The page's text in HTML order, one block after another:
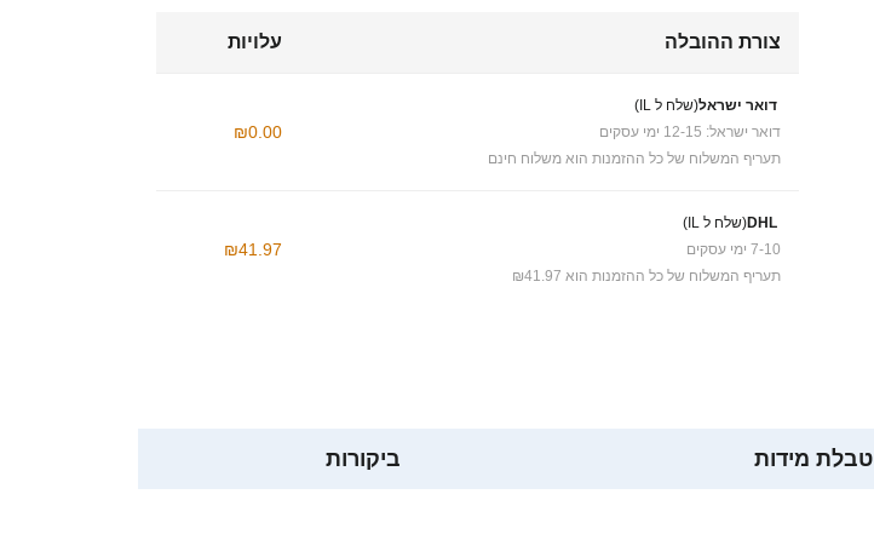
צורת ההובלה עלויות
דואר ישראל(שלח ל IL)
דואר ישראל: 12-15 ימי עסקים
תעריף המשלוח של כל ההזמנות הוא משלוח חינם
₪0.00
DHL(שלח ל IL)
7-10 ימי עסקים
תעריף המשלוח של כל ההזמנות הוא ₪41.97
₪41.97
טבלת מידות ביקורות